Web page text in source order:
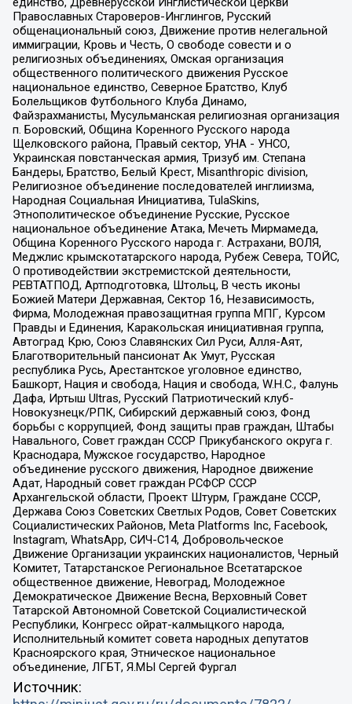
Православных Староверов-Инглингов, Русский
общенациональный союз, Движение против нелегальной
иммиграции, Кровь и Честь, О свободе совести и о
религиозных объединениях, Омская организация
общественного политического движения Русское
национальное единство, Северное Братство, Клуб
Болельщиков Футбольного Клуба Динамо,
Файзрахманисты, Мусульманская религиозная организация
п. Боровский, Община Коренного Русского народа
Щелковского района, Правый сектор, УНА - УНСО,
Украинская повстанческая армия, Тризуб им. Степана
Бандеры, Братство, Белый Крест, Misanthropic division,
Религиозное объединение последователей инглиизма,
Народная Социальная Инициатива, TulaSkins,
Этнополитическое объединение Русские, Русское
национальное объединение Атака, Мечеть Мирмамеда,
Община Коренного Русского народа г. Астрахани, ВОЛЯ,
Меджлис крымскотатарского народа, Рубеж Севера, ТОЙС,
О противодействии экстремистской деятельности,
РЕВТАТПОД, Артподготовка, Штольц, В честь иконы
Божией Матери Державная, Сектор 16, Независимость,
Фирма, Молодежная правозащитная группа МПГ, Курсом
Правды и Единения, Каракольская инициативная группа,
Автоград Крю, Союз Славянских Сил Руси, Алля-Аят,
Благотворительный пансионат Ак Умут, Русская
республика Русь, Арестантское уголовное единство,
Башкорт, Нация и свобода, Нация и свобода, W.H.С., Фалунь
Дафа, Иртыш Ultras, Русский Патриотический клуб-
Новокузнецк/РПК, Сибирский державный союз, Фонд
борьбы с коррупцией, Фонд защиты прав граждан, Штабы
Навального, Совет граждан СССР Прикубанского округа г.
Краснодара, Мужское государство, Народное
объединение русского движения, Народное движение
Адат, Народный совет граждан РСФСР СССР
Архангельской области, Проект Штурм, Граждане СССР,
Держава Союз Советских Светлых Родов, Совет Советских
Социалистических Районов, Meta Platforms Inc, Facebook,
Instagram, WhatsApp, СИЧ-С14, Добровольческое
Движение Организации украинских националистов, Черный
Комитет, Татарстанское Региональное Всетатарское
общественное движение, Невоград, Молодежное
Демократическое Движение Весна, Верховный Совет
Татарской Автономной Советской Социалистической
Республики, Конгресс ойрат-калмыцкого народа,
Исполнительный комитет совета народных депутатов
Красноярского края, Этническое национальное
объединение, ЛГБТ, Я.МЫ Сергей Фургал
Источник: